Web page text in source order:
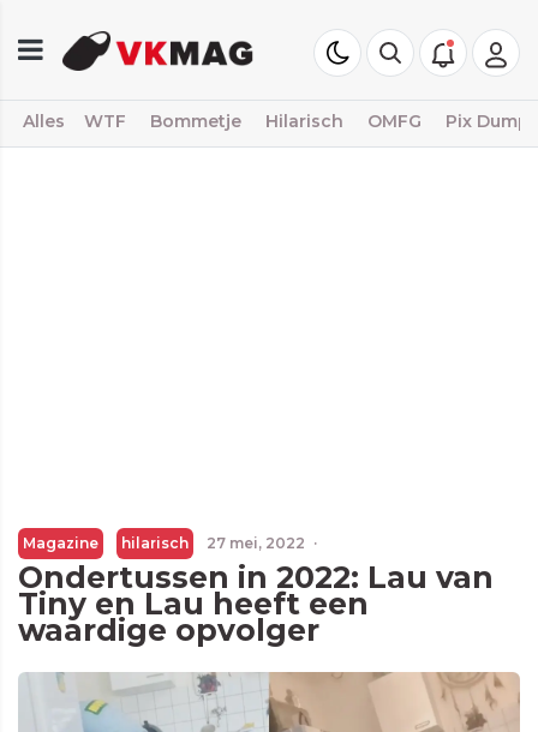
Alles WTF Bommetje Hilarisch OMFG Pix Dump
Magazine hilarisch 27 mei, 2022 ·
Ondertussen in 2022: Lau van
Tiny en Lau heeft een
waardige opvolger